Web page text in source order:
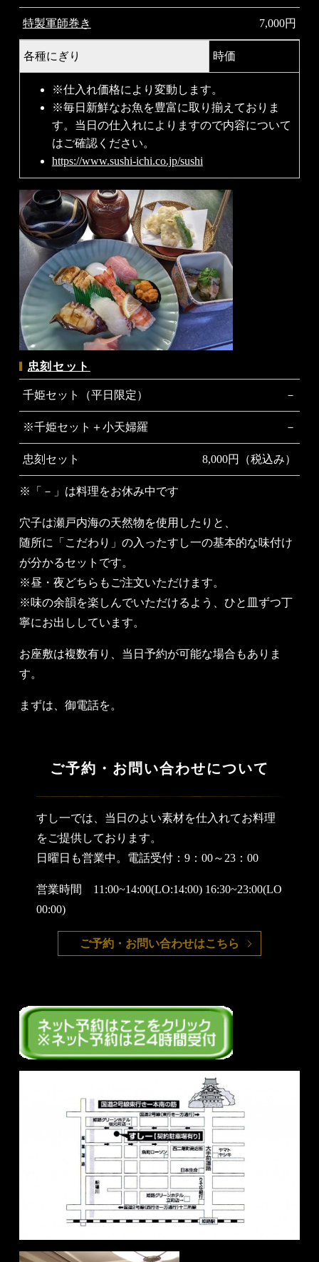
特製軍師巻き 7,000円
各種にぎり 時価
※仕入れ価格により変動します。
※毎日新鮮なお魚を豊富に取り揃えておりま
す。当日の仕入れによりますので内容について
はご確認ください。
https://www.sushi-ichi.co.jp/sushi
忠刻セット
千姫セット（平日限定） －
※千姫セット＋小天婦羅 －
忠刻セット 8,000円（税込み）
※「－」は料理をお休み中です
穴子は瀬戸内海の天然物を使用したりと、
随所に「こだわり」の入ったすし一の基本的な味付け
が分かるセットです。
※昼・夜どちらもご注文いただけます。
※味の余韻を楽しんでいただけるよう、ひと皿ずつ丁
寧にお出ししています。
お座敷は複数有り、当日予約が可能な場合もありま
す。
まずは、御電話を。
ご予約・お問い合わせについて
すし一では、当日のよい素材を仕入れてお料理
をご提供しております。
日曜日も営業中。電話受付：9：00～23：00
営業時間 11:00~14:00(LO:14:00) 16:30~23:00(LO
00:00)
ご予約・お問い合わせはこちら